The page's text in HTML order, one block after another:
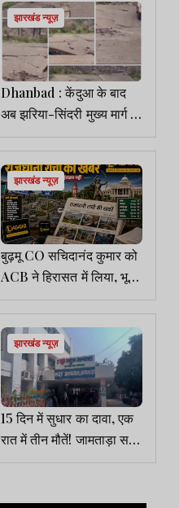
झारखंड न्यूज़
Dhanbad : केंदुआ के बाद
अब झरिया-सिंदरी मुख्य मार्ग पर
भी भू-धंसान का खतरा, 44
करोड़ की सड़क एक साल में
जर्जरझारखंड न्यूज़
बुढ़मू CO सचिदानंद कुमार को
ACB ने हिरासत में लिया, भूमि
मामले में कर रही पूछताछ
झारखंड न्यूज़
15 दिन में सुधार का दावा, एक
रात में तीन मौतें! जामताड़ा सदर
अस्पताल ने खोली स्वास्थ्य